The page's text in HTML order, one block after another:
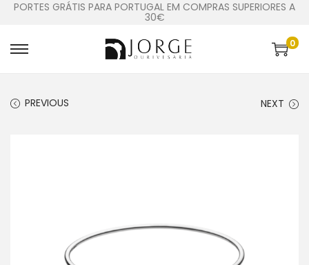
PORTES GRÁTIS PARA PORTUGAL EM COMPRAS SUPERIORES A
30€
0
PREVIOUS NEXT